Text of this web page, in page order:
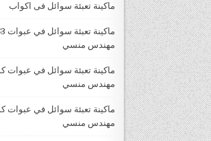
ماكينة تعبئة سوائل فى اكواب
مهندس منسي
مهندس منسي
مهندس منسي